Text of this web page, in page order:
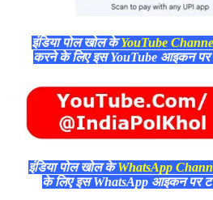
इंडिया पोल खोल केYouTube
करने के लिए इस YouTube आइकन
इंडिया पोल खोल केWhatsApp
के लिए इस WhatsApp आइकन पर